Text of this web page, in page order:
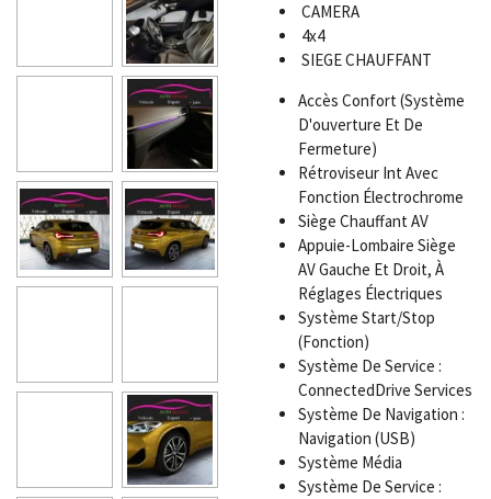
CAMERA
4x4
SIEGE CHAUFFANT
Accès Confort (Système
D'ouverture Et De
Fermeture)
Rétroviseur Int Avec
Fonction Électrochrome
Siège Chauffant AV
Appuie-Lombaire Siège
AV Gauche Et Droit, À
Réglages Électriques
Système Start/Stop
(Fonction)
Système De Service :
ConnectedDrive Services
Système De Navigation :
Navigation (USB)
Système Média
Système De Service :